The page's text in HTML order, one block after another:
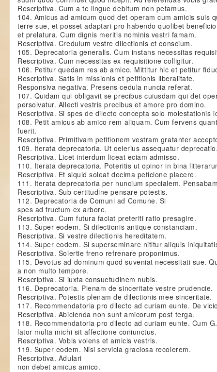
Rescriptiva. Cum a te lingue debitum non petamus.
104. Amicus ad amicum quod det operam cum amicis suis
terre sue, et posset adaptari pro habendo quolibet beneficio
et prelatura. Cum dignis meritis nominis vestri famam.
Rescriptiva. Credulum vestre dilectionis et conscium.
105. Deprecatoria generalis. Cum instans necessitas
Rescriptiva. Cum necessitas ex requisitione colligitur.
106. Petitur quedam res ab amico. Mittitur hic et petitur
Rescriptiva. Satis in missionis et petitionis liberalitate.
Responsiva negativa. Presens cedula nuncia referat.
107. Quidam qui obligavit se precibus cuiusdam qui det
persolvatur. Allecti vestris precibus et amore pro domino.
Rescriptiva. Si spes de dilecto concepta solo molestationis
108. Petit amicus ab amico rem aliquam. Cum fervens
fuerit.
Rescriptiva. Primitivam petitionem vestram gratanter
109. Iterata deprecatoria. Ut celerius assequatur
Rescriptiva. Licet interdum liceat eciam admisso.
110. Iterata deprecatoria. Poteritis ut opinor in bina
Rescriptiva. Et siquid soleat decima peticione placere.
111. Iterata deprecatoria per nuncium specialem.
Rescriptiva. Sub certitudine pensare potestis.
112. Deprecatoria de Comuni ad Comune. Si
spes ad fructum ex arbore.
Rescriptiva. Cum futura faciat preteriti ratio presagire.
113. Super eodem. Si dilectionis antique constanciam.
Rescriptiva. Si vestre dilectionis hereditatem.
114. Super eodem. Si superseminare nititur aliquis
Rescriptiva. Solertie freno refrenare proponimus.
115. Devotus ad dominum quod suveniat necessitati sue.
a non multo tempore.
Rescriptiva. Si iuxta consuetudinem nubis.
116. Deprecatoria. Plenam de sinceritate vestre prudencie.
Rescriptiva. Potestis plenam de dilectionis mee sinceritate.
117. Recommendatoria pro dilecto ad curiam eunte. De
Rescriptiva. Abicienda non sunt amicorum post terga.
118. Recommendatoria pro dilecto ad curiam eunte. Cum
lator multa michi sit affectione coniunctus.
Rescriptiva. Vobis volens et amicis vestris.
119. Super eodem. Nisi servicia graciosa recolerem.
Rescriptiva. Adulari
non debet amicus amico.